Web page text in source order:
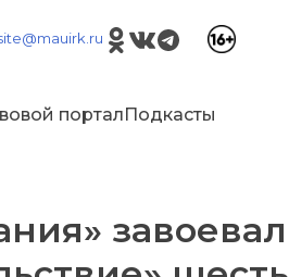
портал Подкасты
завоевал